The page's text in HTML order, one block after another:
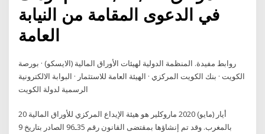
في الدعوى المقامة من النيابة
العامة
روابط مفيدة. المنظمة الدولية لهيئات الأوراق المالية (الايسكو) · بورصة
الكويت · بنك الكويت المركزي · الهيئة العامة للاستثمار · البوابة الالكترونية
20 أيار (مايو) 2020 ماروكلير هو هيئة الإيداع المركزي للأوراق المالية
بالمغرب. وقد تم إنشاؤها بمقتضى القانون رقم 35ـ96 الصادر بتاريخ 9